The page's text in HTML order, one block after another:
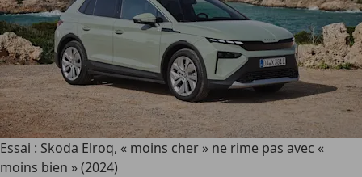
Essai : Skoda Elroq, « moins cher » ne rime pas avec «
moins bien » (2024)